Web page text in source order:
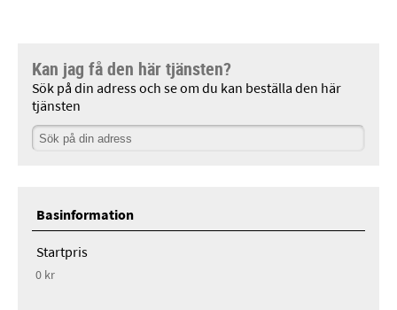
Kan jag få den här tjänsten?
Sök på din adress och se om du kan beställa den här
tjänsten
Basinformation
Startpris
0 kr